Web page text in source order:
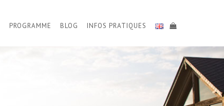
PROGRAMME BLOG INFOS PRATIQUES